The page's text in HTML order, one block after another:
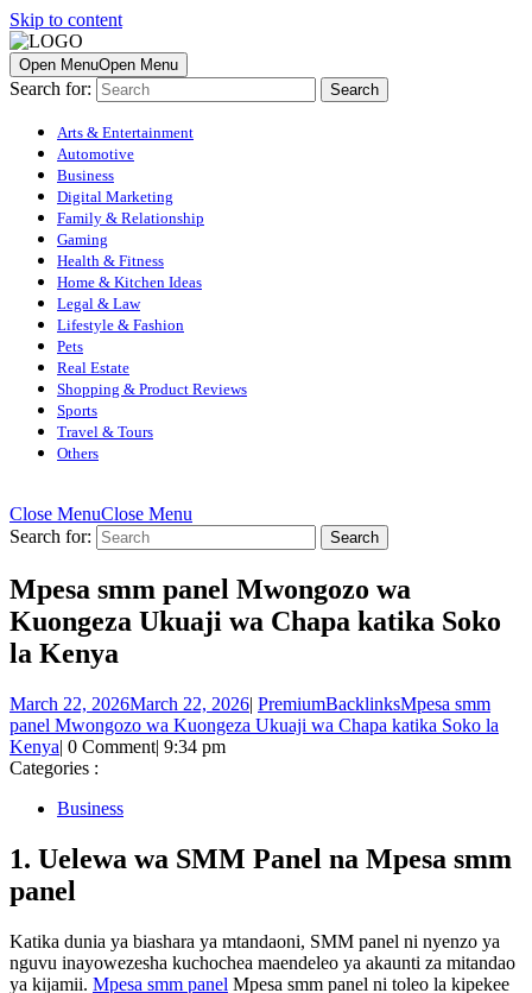
Skip to content
Open MenuOpen Menu
Search for:
Arts & Entertainment
Automotive
Business
Digital Marketing
Family & Relationship
Gaming
Health & Fitness
Home & Kitchen Ideas
Legal & Law
Lifestyle & Fashion
Pets
Real Estate
Shopping & Product Reviews
Sports
Travel & Tours
Others
Close MenuClose Menu
Search for:
Mpesa smm panel Mwongozo wa
Kuongeza Ukuaji wa Chapa katika Soko
la Kenya
March 22, 2026March 22, 2026| PremiumBacklinksMpesa smm
panel Mwongozo wa Kuongeza Ukuaji wa Chapa katika Soko la
Kenya| 0 Comment| 9:34 pm
Categories :
Business
1. Uelewa wa SMM Panel na Mpesa smm
panel
Katika dunia ya biashara ya mtandaoni, SMM panel ni nyenzo ya
nguvu inayowezesha kuchochea maendeleo ya akaunti za mitandao
ya kijamii. Mpesa smm panel Mpesa smm panel ni toleo la kipekee